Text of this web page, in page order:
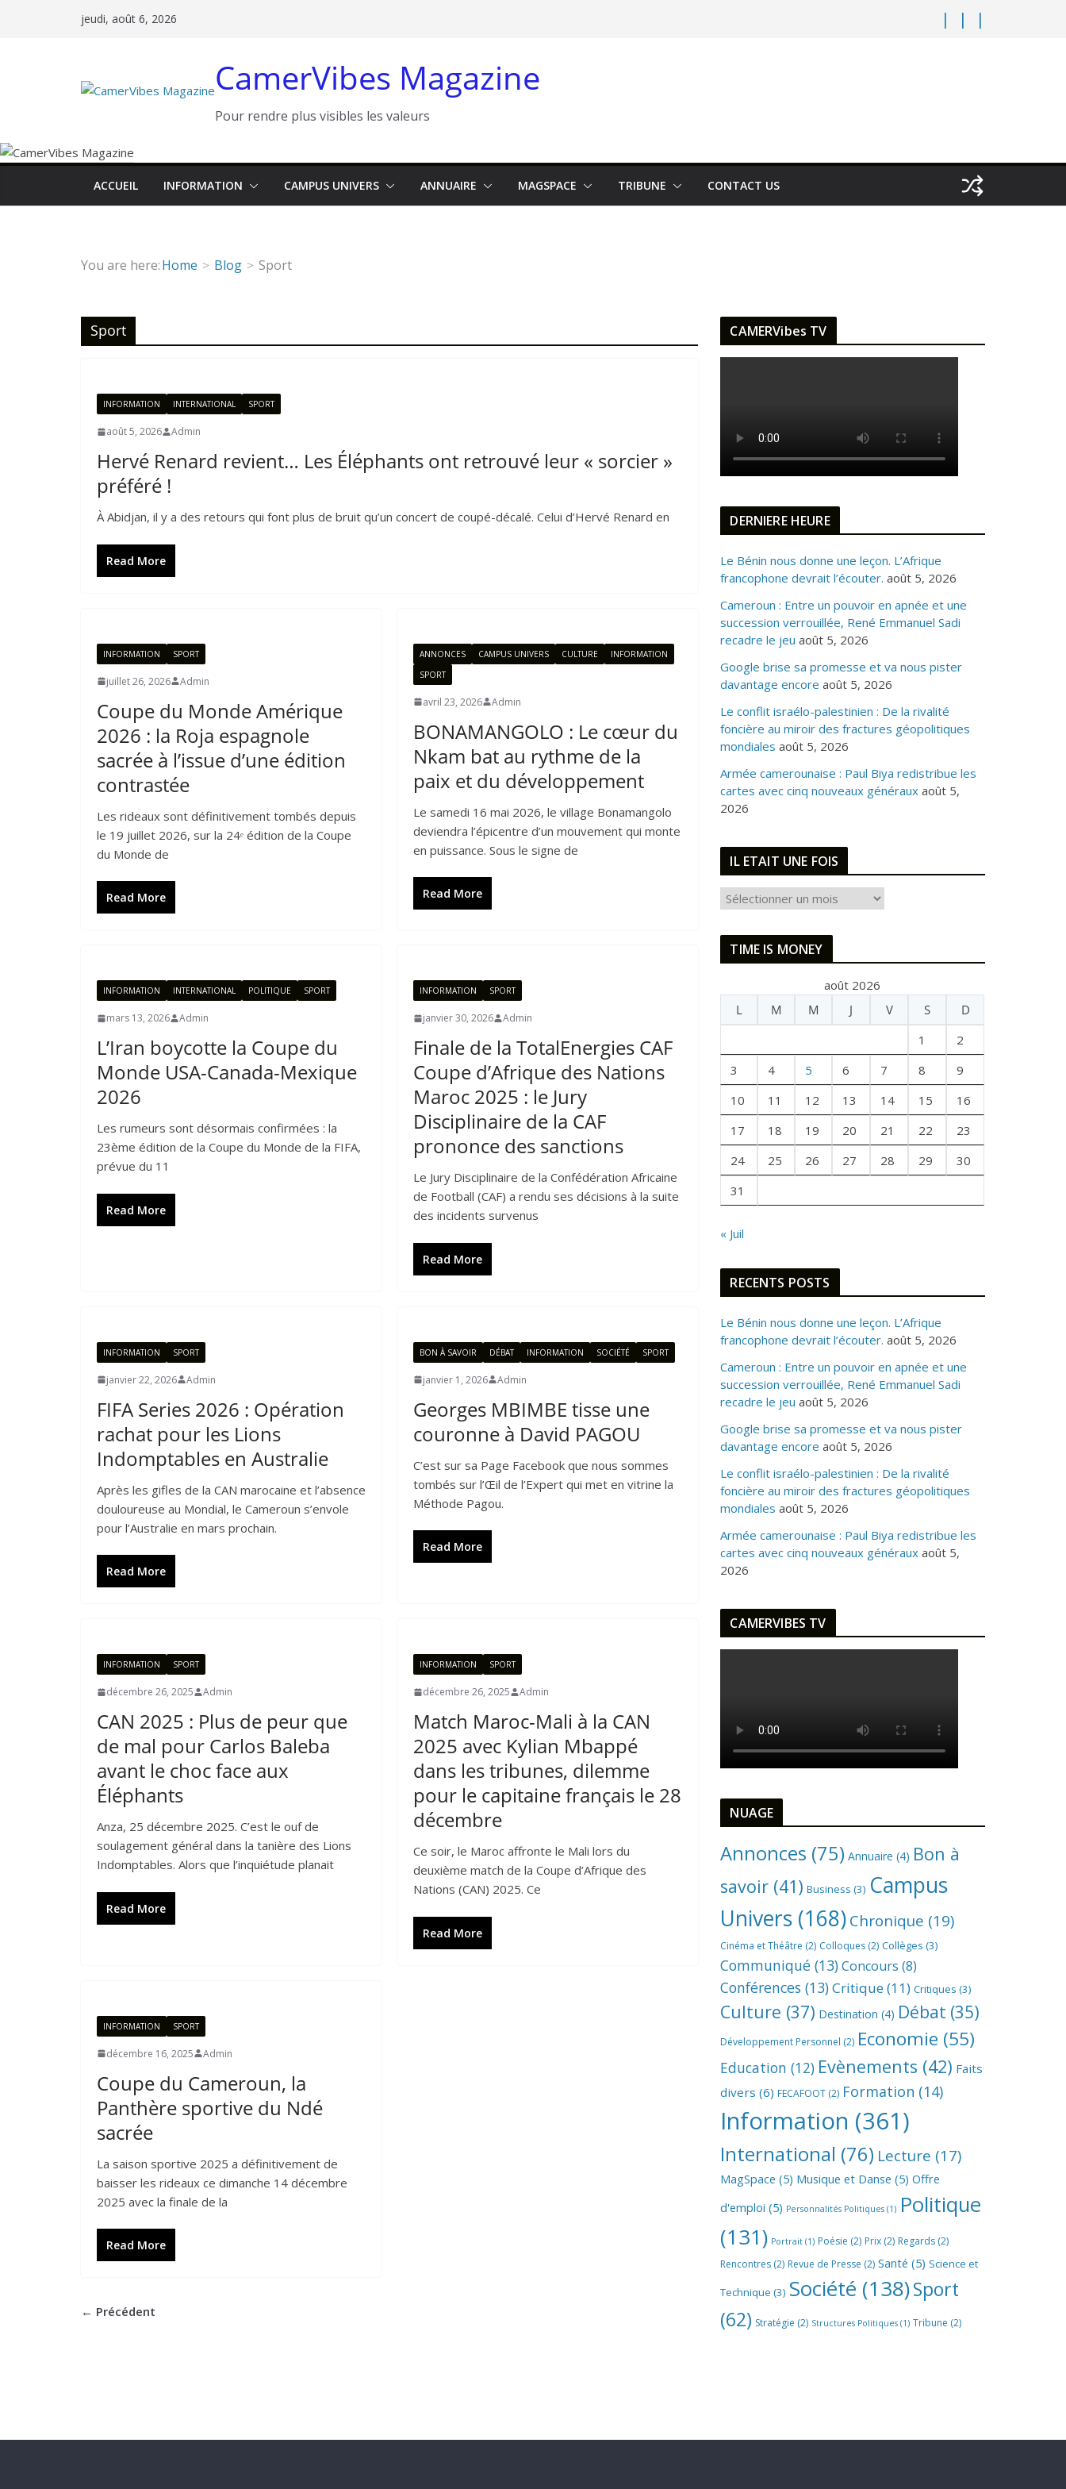
jeudi, août 6, 2026
CamerVibes Magazine
Pour rendre plus visibles les valeurs
ACCUEIL INFORMATION CAMPUS UNIVERS ANNUAIRE MAGSPACE TRIBUNE CONTACT US
You are here:Home Blog Sport
Sport
INFORMATION INTERNATIONAL SPORT
août 5, 2026 Admin
Hervé Renard revient… Les Éléphants ont retrouvé leur « sorcier »
préféré !
À Abidjan, il y a des retours qui font plus de bruit qu’un concert de coupé-décalé. Celui d’Hervé Renard en
Read More
INFORMATION SPORT
juillet 26, 2026 Admin
Coupe du Monde Amérique
2026 : la Roja espagnole
sacrée à l’issue d’une édition
contrastée
Les rideaux sont définitivement tombés depuis
le 19 juillet 2026, sur la 24ᵉ édition de la Coupe
du Monde de
Read More
ANNONCES CAMPUS UNIVERS CULTURE
INFORMATION
SPORT
avril 23, 2026 Admin
BONAMANGOLO : Le cœur du
Nkam bat au rythme de la
paix et du développement
Le samedi 16 mai 2026, le village Bonamangolo
deviendra l’épicentre d’un mouvement qui monte
en puissance. Sous le signe de
Read More
INFORMATION INTERNATIONAL POLITIQUE SPORT
mars 13, 2026 Admin
L’Iran boycotte la Coupe du
Monde USA-Canada-Mexique
2026
Les rumeurs sont désormais confirmées : la
23ème édition de la Coupe du Monde de la FIFA,
prévue du 11
Read More
INFORMATION SPORT
janvier 30, 2026 Admin
Finale de la TotalEnergies CAF
Coupe d’Afrique des Nations
Maroc 2025 : le Jury
Disciplinaire de la CAF
prononce des sanctions
Le Jury Disciplinaire de la Confédération Africaine
de Football (CAF) a rendu ses décisions à la suite
des incidents survenus
Read More
INFORMATION SPORT
janvier 22, 2026 Admin
FIFA Series 2026 : Opération
rachat pour les Lions
Indomptables en Australie
Après les gifles de la CAN marocaine et l’absence
douloureuse au Mondial, le Cameroun s’envole
pour l’Australie en mars prochain.
Read More
BON À SAVOIR DÉBAT INFORMATION SOCIÉTÉ SPORT
janvier 1, 2026 Admin
Georges MBIMBE tisse une
couronne à David PAGOU
C’est sur sa Page Facebook que nous sommes
tombés sur l’Œil de l’Expert qui met en vitrine la
Méthode Pagou.
Read More
INFORMATION SPORT
décembre 26, 2025 Admin
CAN 2025 : Plus de peur que
de mal pour Carlos Baleba
avant le choc face aux
Éléphants
Anza, 25 décembre 2025. C’est le ouf de
soulagement général dans la tanière des Lions
Indomptables. Alors que l’inquiétude planait
Read More
INFORMATION SPORT
décembre 26, 2025 Admin
Match Maroc-Mali à la CAN
2025 avec Kylian Mbappé
dans les tribunes, dilemme
pour le capitaine français le 28
décembre
Ce soir, le Maroc affronte le Mali lors du
deuxième match de la Coupe d’Afrique des
Nations (CAN) 2025. Ce
Read More
INFORMATION SPORT
décembre 16, 2025 Admin
Coupe du Cameroun, la
Panthère sportive du Ndé
sacrée
La saison sportive 2025 a définitivement de
baisser les rideaux ce dimanche 14 décembre
2025 avec la finale de la
Read More
← Précédent
CAMERVibes TV
DERNIERE HEURE
Le Bénin nous donne une leçon. L’Afrique
francophone devrait l’écouter. août 5, 2026
Cameroun : Entre un pouvoir en apnée et une
succession verrouillée, René Emmanuel Sadi
recadre le jeu août 5, 2026
Google brise sa promesse et va nous pister
davantage encore août 5, 2026
Le conflit israélo-palestinien : De la rivalité
foncière au miroir des fractures géopolitiques
mondiales août 5, 2026
Armée camerounaise : Paul Biya redistribue les
cartes avec cinq nouveaux généraux août 5,
2026
IL ETAIT UNE FOIS
E
I
U
F
S
TIME IS MONEY
août 2026
L
M M J V S
D
1
2
3
4 5 6 7 8
9
10
11 12 13 14 15
16
17
18 19 20 21 22
23
24
25 26 27 28 29
30
31
« Juil
RECENTS POSTS
Le Bénin nous donne une leçon. L’Afrique
francophone devrait l’écouter. août 5, 2026
Cameroun : Entre un pouvoir en apnée et une
succession verrouillée, René Emmanuel Sadi
recadre le jeu août 5, 2026
Google brise sa promesse et va nous pister
davantage encore août 5, 2026
Le conflit israélo-palestinien : De la rivalité
foncière au miroir des fractures géopolitiques
mondiales août 5, 2026
Armée camerounaise : Paul Biya redistribue les
cartes avec cinq nouveaux généraux août 5,
2026
CAMERVIBES TV
NUAGE
Annonces (75) Annuaire (4) Bon à
savoir (41) Business (3) Campus
Univers (168)Chronique (19)
Cinéma et Théâtre (2) Colloques (2) Collèges (3)
Communiqué (13) Concours (8)
Conférences (13)Critique(11) Critiques (3)
Culture (37) Destination (4) Débat (35)
Développement Personnel (2) Economie (55)
Education (12) Evènements (42) Faits
divers (6) FECAFOOT (2) Formation (14)
Information (361)
International (76) Lecture (17)
MagSpace (5) Musique et Danse (5) Offre
d'emploi (5) Personnalités Politiques (1) Politique
(131) Portrait (1) Poésie (2) Prix (2) Regards (2)
Rencontres (2) Revue de Presse (2) Santé (5) Science et
Technique (3) Société (138)Sport
(62) Stratégie (2) Structures Politiques (1) Tribune (2)